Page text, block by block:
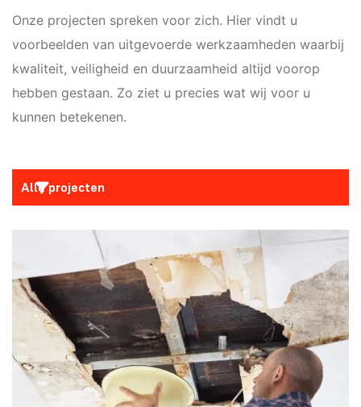
Onze projecten spreken voor zich. Hier vindt u
voorbeelden van uitgevoerde werkzaamheden waarbij
kwaliteit, veiligheid en duurzaamheid altijd voorop
hebben gestaan. Zo ziet u precies wat wij voor u
kunnen betekenen.